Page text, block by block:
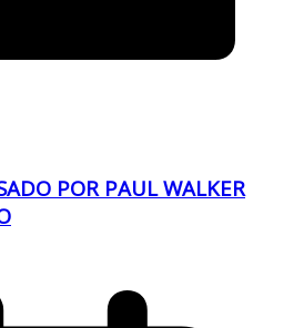
POR PAUL WALKER